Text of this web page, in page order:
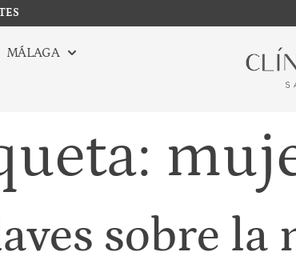
MÁLAGA
sobre la